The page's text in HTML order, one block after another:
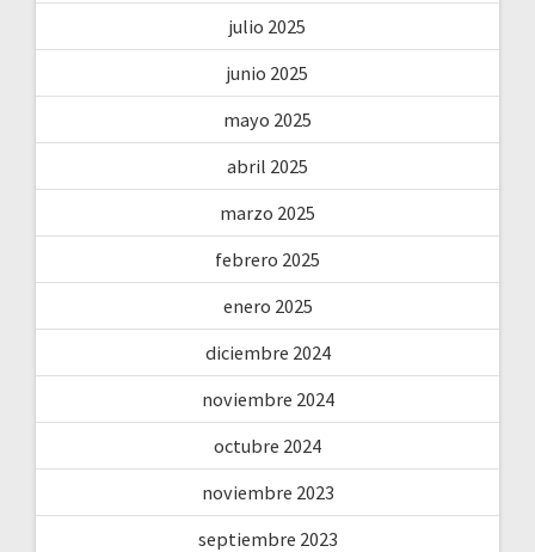
julio 2025
junio 2025
mayo 2025
abril 2025
marzo 2025
febrero 2025
enero 2025
diciembre 2024
noviembre 2024
octubre 2024
noviembre 2023
septiembre 2023